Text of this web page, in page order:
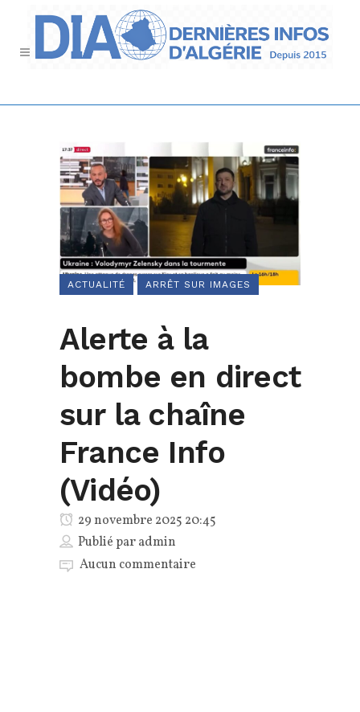
ACTUALITÉ ARRÊT SUR IMAGES
Alerte à la
bombe en direct
sur la chaîne
France Info
(Vidéo)
29 novembre 2025 20:45
Publié paradmin
Aucun commentaire